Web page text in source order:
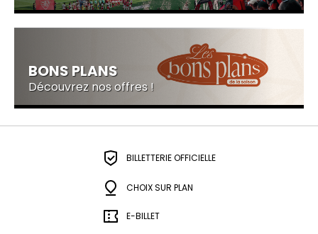
BONS PLANS
Découvrez nos offres !
BILLETTERIE OFFICIELLE
CHOIX SUR PLAN
E-BILLET